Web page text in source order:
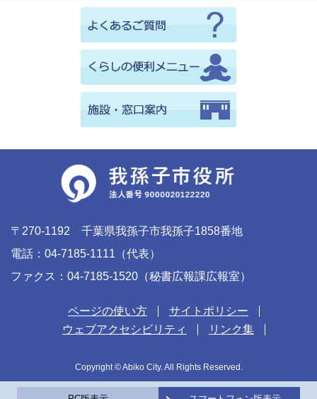
〒270-1192 千葉県我孫子市我孫子1858番地
電話：04-7185-1111（代表）
ファクス：04-7185-1520（秘書広報課広報室）
ページの使い方
サイトポリシー
ウェブアクセシビリティ
リンク集
Copyright © Abiko City. All Rights Reserved.